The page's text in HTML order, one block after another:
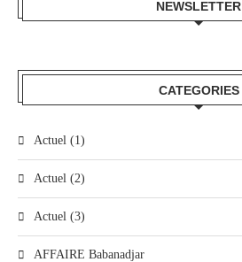
NEWSLETTER
CATEGORIES
Actuel (1)
Actuel (2)
Actuel (3)
AFFAIRE Babanadjar